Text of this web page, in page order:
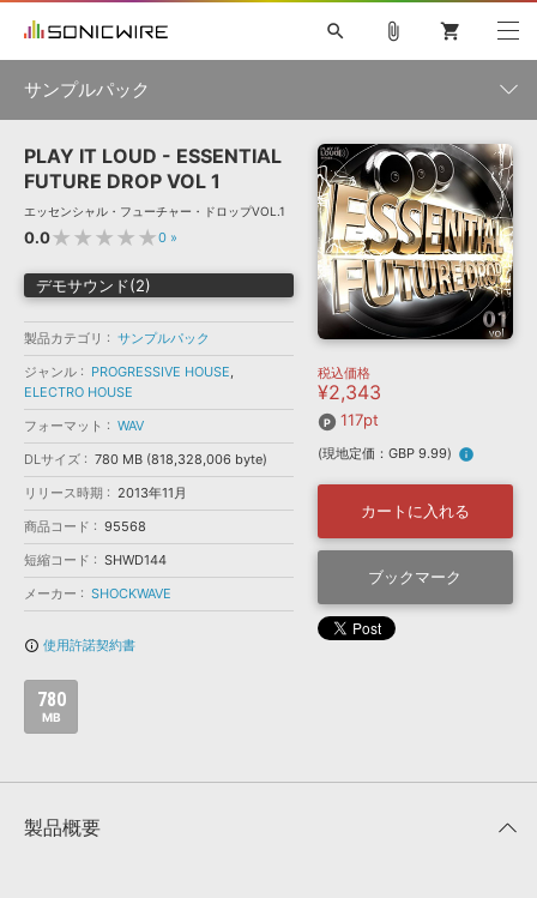
ソフト音源 »
プラグイン・エフェクト »
サンプルパック »
ソフトウェア／ツール »
DAW »
効果音 »
BGM »
特集 »
ニュースレター »
SONICWIREブログ »
製品サポート情報 »
DTMガイド »
FAQ »
お問い合わせ »
音楽カード
楽曲配信流通 サービス
無償のサウンド管理ソフト
APS
SLS
search
初音ミク NT 鏡音リン・レン V4X 巡音ルカ V4X
MEIKO V3
KAITO V3
VOCALOID TOONTRACK
SPITFIRE AUDIO
VIENNA
EZ DRUMMER 3 SERUM
ライセンスフリーBGM
ボーカル抜き出し
DUBSTEP
ELECTRONICA
MUTANT
ROUTER.FM
SONOCA
ソフト音源 プラグイン・エフェクト
ソフトウェア／ツール 効果音
attach_file shopping_cart
サンプルパック
製品一覧
メーカー
フォーマット
ランキング
PLAY IT LOUD - ESSENTIAL
FUTURE DROP VOL 1
エッセンシャル・フューチャー・ドロップVOL.1
0.0★★★★★0 »
デモサウンド(2)
製品カテゴリ
サンプルパック
ジャンル
PROGRESSIVE HOUSE,
ELECTRO HOUSE
フォーマット
WAV
DLサイズ
780 MB (818,328,006 byte)
リリース時期
2013年11月
商品コード
95568
短縮コード
SHWD144
メーカー
SHOCKWAVE
info_outline 使用許諾契約書
780
MB
税込価格
¥2,343
117pt
(現地定価：GBP 9.99) info
カートに入れる
ブックマーク
製品概要